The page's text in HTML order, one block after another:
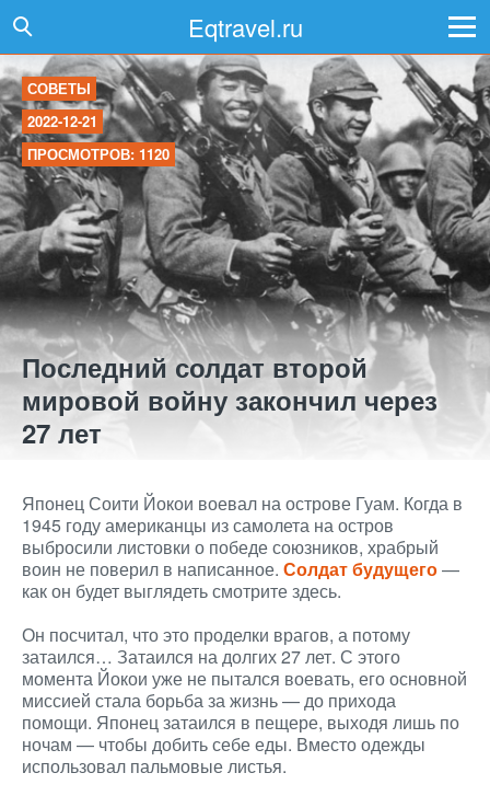
Eqtravel.ru
СОВЕТЫ
2022-12-21
ПРОСМОТРОВ: 1120
Последний солдат второй
мировой войну закончил через
27 лет
Японец Соити Йокои воевал на острове Гуам. Когда в
1945 году американцы из самолета на остров
выбросили листовки о победе союзников, храбрый
воин не поверил в написанное. Солдат будущего—
как он будет выглядеть смотрите здесь.
Он посчитал, что это проделки врагов, а потому
затаился… Затаился на долгих 27 лет. С этого
момента Йокои уже не пытался воевать, его основной
миссией стала борьба за жизнь — до прихода
помощи. Японец затаился в пещере, выходя лишь по
ночам — чтобы добить себе еды. Вместо одежды
использовал пальмовые листья.